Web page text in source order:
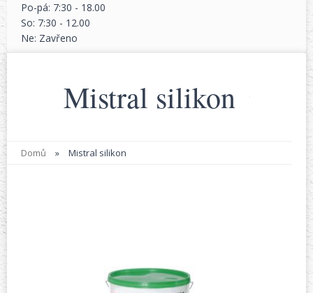
Po-pá: 7:30 - 18.00
So: 7:30 - 12.00
Ne: Zavřeno
Mistral silikon
Domů » Mistral silikon